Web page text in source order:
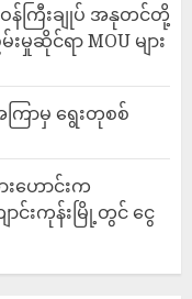
န်ကြီးချုပ် အနုတင်တို့
ဆိုင်ရာ MOU များ
ြာမှ ရွေးတုစစ်
ဟောင်းက
ာင်းကုန်းမြို့တွင် ငွေ